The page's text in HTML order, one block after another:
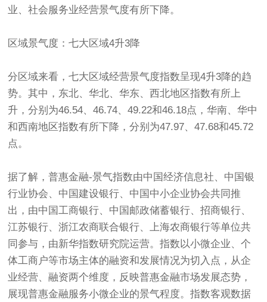
业、社会服务业经营景气度有所下降。
区域景气度：七大区域4升3降
分区域来看，七大区域经营景气度指数呈现4升3降的趋
势。其中，东北、华北、华东、西北地区指数有所上
升，分别为46.54、46.74、49.22和46.18点，华南、华中
和西南地区指数有所下降，分别为47.97、47.68和45.72
点。
据了解，普惠金融-景气指数由中国经济信息社、中国银
行业协会、中国建设银行、中国中小企业协会共同推
出，由中国工商银行、中国邮政储蓄银行、招商银行、
江苏银行、浙江农商联合银行、上海农商银行等单位共
同参与，由新华指数研究院运营。指数以小微企业、个
体工商户等市场主体的融资和发展情况为切入点，从企
业经营、融资两个维度，反映普惠金融市场发展态势，
展现普惠金融服务小微企业的景气程度。指数客观数据